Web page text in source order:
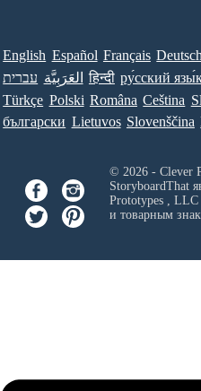
English Español Français Deutsch
עברית العَرَبِيَّة हिन्दी ру́сский
Türkçe Polski Româna Ceština
български Lietuvos Slovenščina
© 2026 - Clever
StoryboardThat
Prototypes , LLC
и товарным